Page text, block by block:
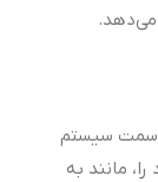
می‌دهد.
سمت سیستم
مانند به